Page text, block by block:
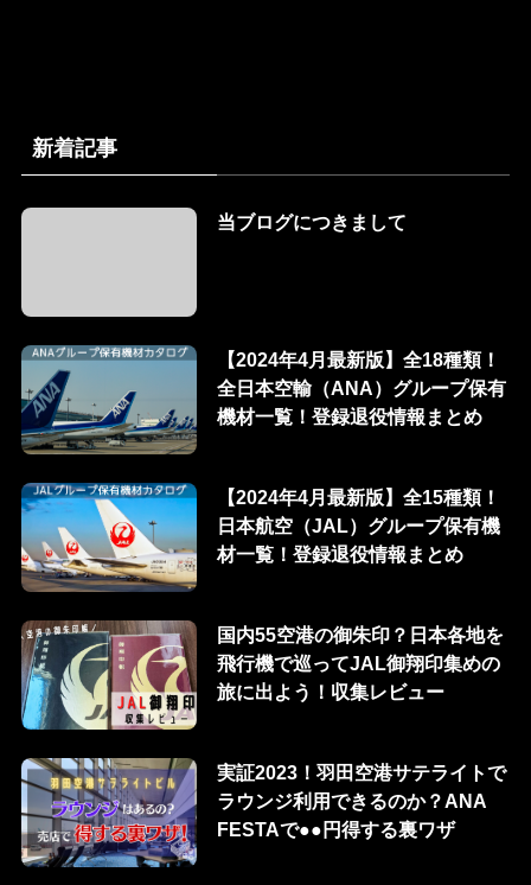
新着記事
当ブログにつきまして
【2024年4月最新版】全18種類！
全日本空輸（ANA）グループ保有
機材一覧！登録退役情報まとめ
【2024年4月最新版】全15種類！
日本航空（JAL）グループ保有機
材一覧！登録退役情報まとめ
国内55空港の御朱印？日本各地を
飛行機で巡ってJAL御翔印集めの
旅に出よう！収集レビュー
実証2023！羽田空港サテライトで
ラウンジ利用できるのか？ANA
FESTAで●●円得する裏ワザ